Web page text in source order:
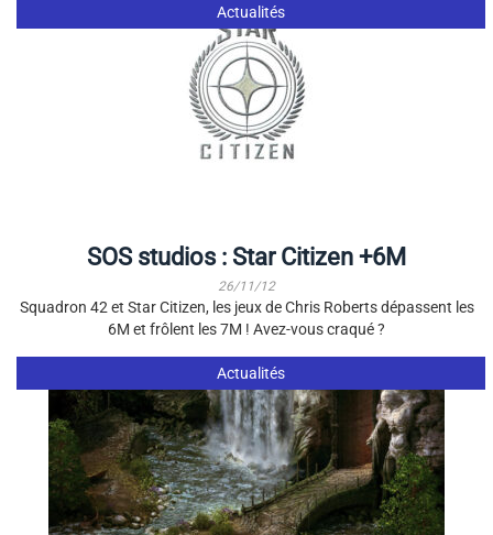
Actualités
SOS studios : Star Citizen +6M
26/11/12
Squadron 42 et Star Citizen, les jeux de Chris Roberts dépassent les
6M et frôlent les 7M ! Avez-vous craqué ?
Actualités